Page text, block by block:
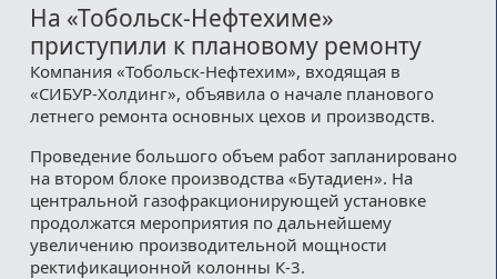
Пользовательское соглашение
Медиакит
Контакты
На «Тобольск-Нефтехиме»
приступили к плановому ремонту
Компания «Тобольск-Нефтехим», входящая в
«СИБУР-Холдинг», объявила о начале планового
летнего ремонта основных цехов и производств.
Проведение большого объем работ запланировано
на втором блоке производства «Бутадиен». На
центральной газофракционирующей установке
продолжатся мероприятия по дальнейшему
увеличению производительной мощности
ректификационной колонны К-3.